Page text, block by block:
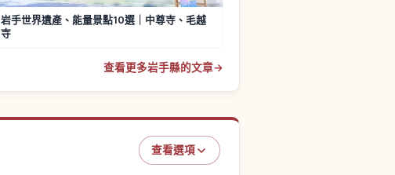
岩手世界遺產、能量景點10選｜中尊寺、毛越
寺
查看更多岩手縣的文章→
查看選項